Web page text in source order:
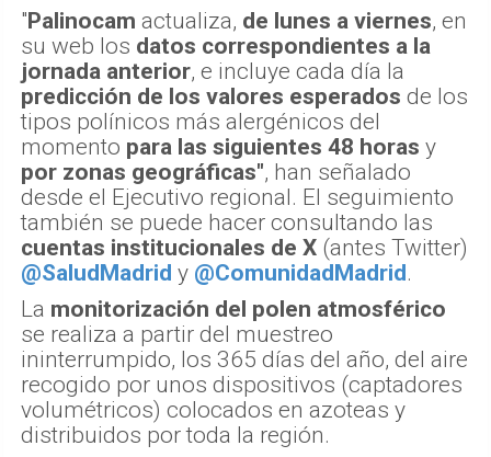
"Palinocam actualiza, de lunes a viernes, en
su web los datos correspondientes a la
jornada anterior, e incluye cada día la
predicción de los valores esperados de los
tipos polínicos más alergénicos del
momento para las siguientes 48 horas y
por zonas geográficas", han señalado
desde el Ejecutivo regional. El seguimiento
también se puede hacer consultando las
cuentas institucionales de X (antes Twitter)
@SaludMadrid y @ComunidadMadrid.
La monitorización del polen atmosférico
se realiza a partir del muestreo
ininterrumpido, los 365 días del año, del aire
recogido por unos dispositivos (captadores
volumétricos) colocados en azoteas y
distribuidos por toda la región.